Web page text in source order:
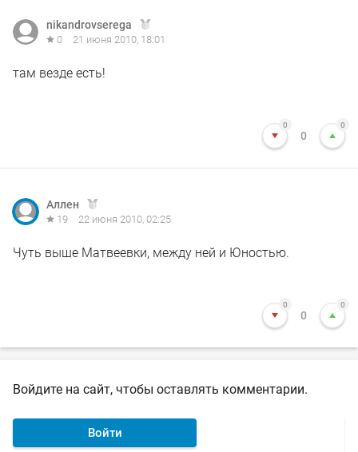
nikandrovserega
0 21 июня 2010, 18:01
там везде есть!
0
0
0
Аллен
19 22 июня 2010, 02:25
Чуть выше Матвеевки, между ней и Юностью.
0
0
0
Войдите на сайт, чтобы оставлять комментарии.
Войти